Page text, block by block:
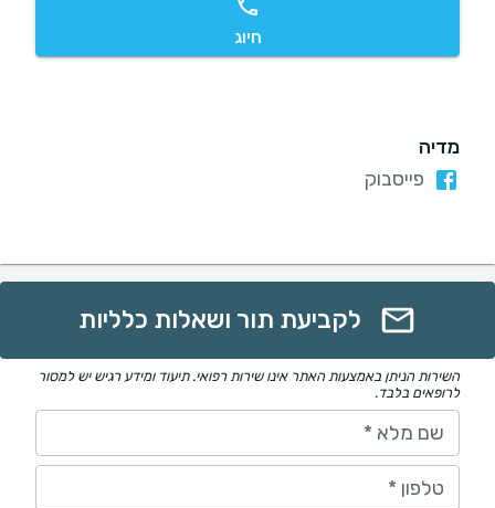
חיוג
מדיה
פייסבוק
לקביעת תור ושאלות כלליות
השירות הניתן באמצעות האתר אינו שירות רפואי. תיעוד ומידע רגיש יש למסור
לרופאים בלבד.
שם מלא *
טלפון *